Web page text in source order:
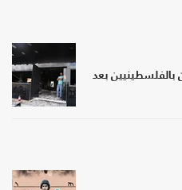
بعد